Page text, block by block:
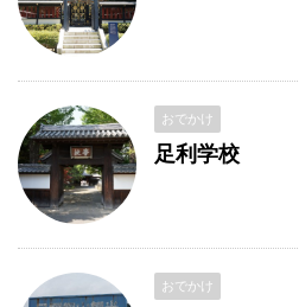
おでかけ
足利学校
おでかけ